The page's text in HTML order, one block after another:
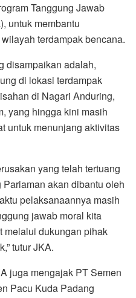
Tanggung Jawab
untuk membantu
terdampak bencana.
disampaikan adalah,
di lokasi terdampak
di Nagari Anduring,
yang hingga kini masih
untuk menunjang aktivitas
yang telah tertuang
akan dibantu oleh
pelaksanaannya masih
jawab moral kita
melalui dukungan pihak
tutur JKA.
juga mengajak PT Semen
Pacu Kuda Padang